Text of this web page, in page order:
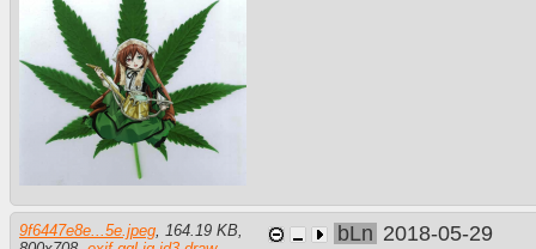
9f6447e8e...5e.jpeg 164.19 KB bLn 2018-05-29